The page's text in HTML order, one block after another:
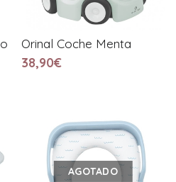
Orinal Coche Menta
38,90€
AGOTADO